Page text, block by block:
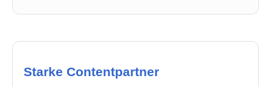
Starke Contentpartner